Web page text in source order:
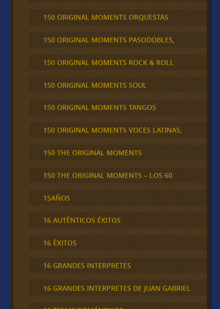
150 ORIGINAL MOMENTS ORQUESTAS
150 ORIGINAL MOMENTS PASODOBLES,
150 ORIGINAL MOMENTS ROCK & ROLL
150 ORIGINAL MOMENTS SOUL
150 ORIGINAL MOMENTS TANGOS
150 ORIGINAL MOMENTS VOCES LATINAS,
150 THE ORIGINAL MOMENTS
150 THE ORIGINAL MOMENTS – LOS 60
15AÑOS
16 AUTÉNTICOS ÉXITOS
16 ÉXITOS
16 GRANDES INTERPRETES
16 GRANDES INTERPRETES DE JUAN GABRIEL